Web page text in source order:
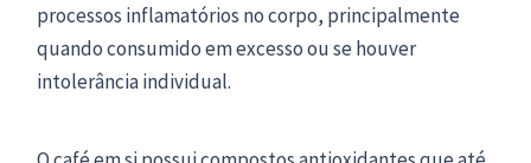
processos inflamatórios no corpo, principalmente
quando consumido em excesso ou se houver
intolerância individual.